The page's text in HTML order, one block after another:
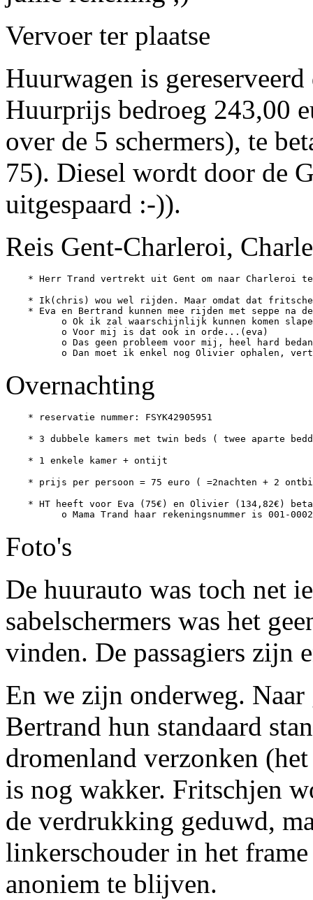
Vervoer ter plaatse
Huurwagen is
Huurprijs bedroeg 243,00
over de 5 schermers), te
75). Diesel wordt door de
uitgespaard :-)).
Reis Gent-Charleroi,
* Ik(chris) wou wel rijden. Maar omdat dat
* Eva en Bertrand kunnen mee rijden met seppe na
o Ok ik zal waarschijnlijk kunnen komen
          o Voor mij is dat ook in orde...(eva)
o Das geen probleem voor mij, heel hard
Overnachting
* HT heeft voor Eva (75€) en Olivier (134,82€)
Foto's
De huurauto was toch net
sabelschermers was het
vinden. De passagiers zijn
En we zijn onderweg. Naar
Bertrand hun standaard
dromenland verzonken
is nog wakker. Fritschjen
de verdrukking geduwd,
linkerschouder in het
anoniem te blijven.